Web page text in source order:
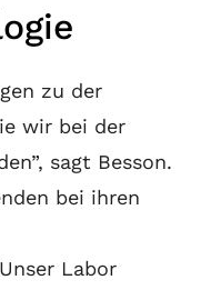
zu der
wir bei der
sagt Besson.
bei ihren
Labor